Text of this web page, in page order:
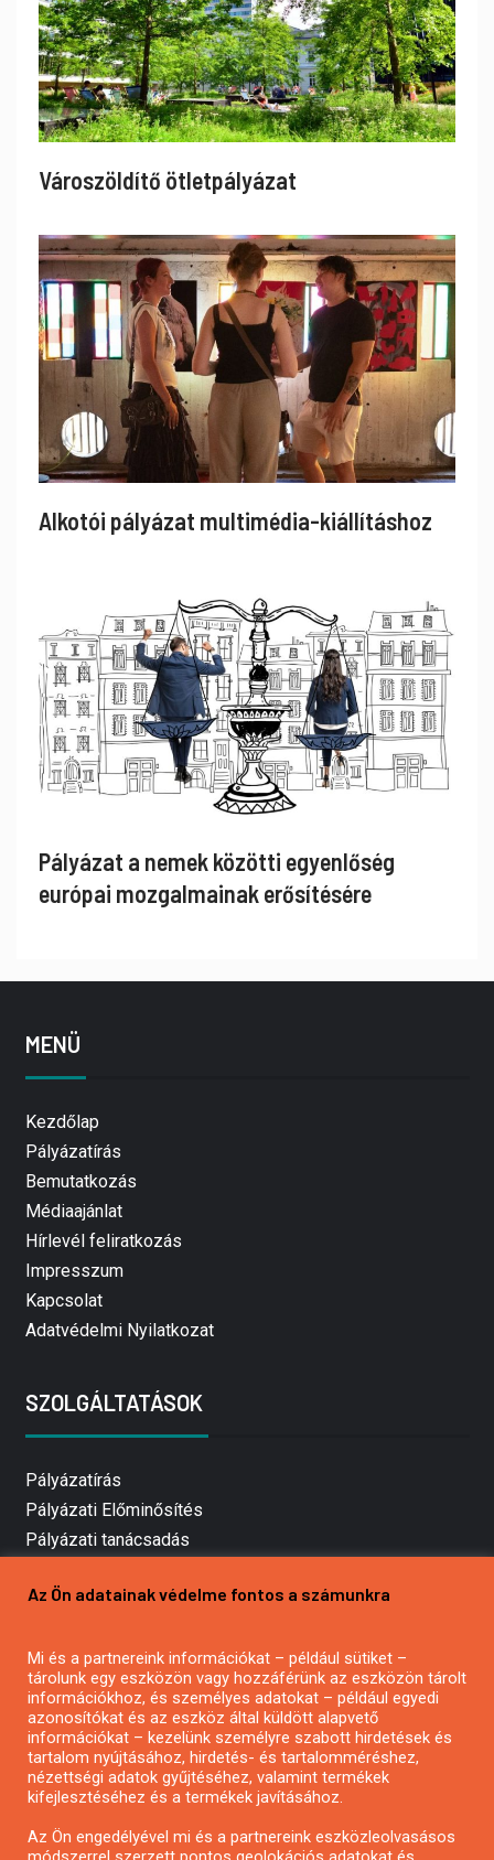
Városzöldítő ötletpályázat
Alkotói pályázat multimédia-kiállításhoz
Pályázat a nemek közötti egyenlőség
európai mozgalmainak erősítésére
MENÜ
Kezdőlap
Pályázatírás
Bemutatkozás
Médiaajánlat
Hírlevél feliratkozás
Impresszum
Kapcsolat
Adatvédelmi Nyilatkozat
SZOLGÁLTATÁSOK
Pályázatírás
Pályázati Előminősítés
Pályázati tanácsadás
Mezőgazdasági pályázatírás
Pályázatírás civil szervezeteknek
Pályázatírás önkormányzatoknak
Pályázatfigyelés
Specifikus pályázatfigyelés vagy hírlevél
Az Ön adatainak védelme fontos a számunkra
Mi és a partnereink információkat – például sütiket –
tárolunk egy eszközön vagy hozzáférünk az eszközön tárolt
információkhoz, és személyes adatokat – például egyedi
azonosítókat és az eszköz által küldött alapvető
információkat – kezelünk személyre szabott hirdetések és
tartalom nyújtásához, hirdetés- és tartalomméréshez,
nézettségi adatok gyűjtéséhez, valamint termékek
kifejlesztéséhez és a termékek javításához.
Az Ön engedélyével mi és a partnereink eszközleolvasásos